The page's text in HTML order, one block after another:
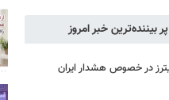
پر بیننده‌ترین خبر امروز
در خصوص هشدار ایران